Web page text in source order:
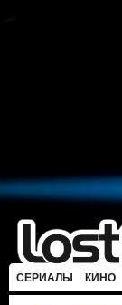
СЕРИАЛЫ КИНО